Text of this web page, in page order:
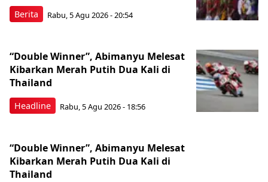
Berita Rabu, 5 Agu 2026 - 20:54
Headline
“Double Winner”, Abimanyu Melesat
Kibarkan Merah Putih Dua Kali di
Thailand
Rabu, 5 Agu 2026 - 18:56
“Double Winner”, Abimanyu Melesat
Kibarkan Merah Putih Dua Kali di
Thailand